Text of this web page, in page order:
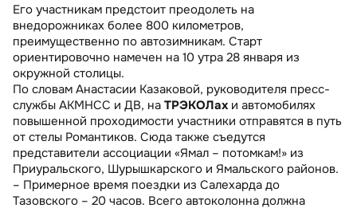
Его участникам предстоит преодолеть на
внедорожниках более 800 километров,
преимущественно по автозимникам. Старт
ориентировочно намечен на 10 утра 28 января из
окружной столицы.
По словам Анастасии Казаковой, руководителя пресс-
службы АКМНСС и ДВ, на ТРЭКОЛах и автомобилях
повышенной проходимости участники отправятся в путь
от стелы Романтиков. Сюда также съедутся
представители ассоциации «Ямал – потомкам!» из
Приуральского, Шурышкарского и Ямальского районов.
– Примерное время поездки из Салехарда до
Тазовского – 20 часов. Всего автоколонна должна